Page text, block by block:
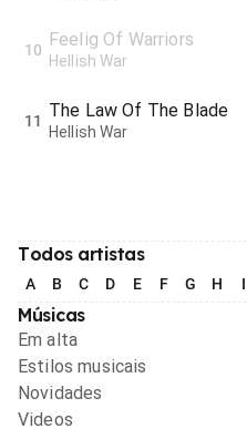
10 Feelig Of Warriors
Hellish War
11 The Law Of The Blade
Hellish War
Todos artistas
A B C D E F G H I
Músicas
Em alta
Estilos musicais
Novidades
Videos